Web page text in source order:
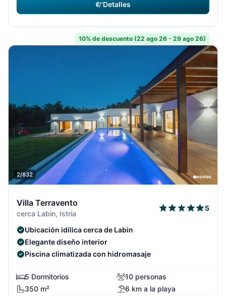
Detalles
10% de descuento (22 ago 26 - 29 ago 26)
2/832
Villa Terravento
cerca Labin, Istria
5
Ubicación idílica cerca de Labin
Elegante diseño interior
Piscina climatizada con hidromasaje
5 Dormitorios
10 personas
350 m²
6 km a la playa